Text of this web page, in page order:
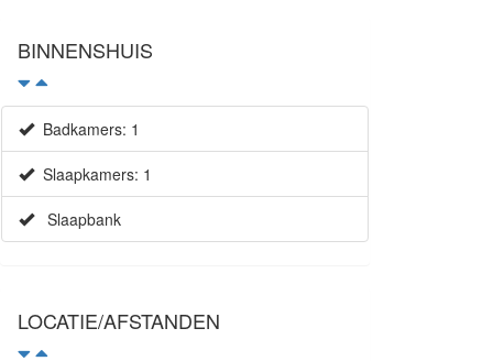
BINNENSHUIS
Badkamers: 1
Slaapkamers: 1
Slaapbank
LOCATIE/AFSTANDEN